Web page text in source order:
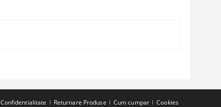
Confidentialitate Returnare Produse Cum cumpar Cookies